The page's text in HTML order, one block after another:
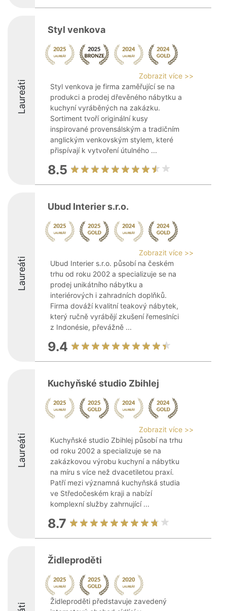
Laureáti
Styl venkova
Zobrazit více >>
Styl venkova je firma zaměřující se na
produkci a prodej dřevěného nábytku a
kuchyní vyráběných na zakázku.
Sortiment tvoří originální kusy
inspirované provensálským a tradičním
anglickým venkovským stylem, které
přispívají k vytvoření útulného ...
8.5
Laureáti
Ubud Interier s.r.o.
Zobrazit více >>
Ubud Interier s.r.o. působí na českém
trhu od roku 2002 a specializuje se na
prodej unikátního nábytku a
interiérových i zahradních doplňků.
Firma dováží kvalitní teakový nábytek,
který ručně vyrábějí zkušení řemeslníci
z Indonésie, převážně ...
9.4
Laureáti
Kuchyňské studio Zbihlej
Zobrazit více >>
Kuchyňské studio Zbihlej působí na trhu
od roku 2002 a specializuje se na
zakázkovou výrobu kuchyní a nábytku
na míru s více než dvacetiletou praxí.
Patří mezi významná kuchyňská studia
ve Středočeském kraji a nabízí
komplexní služby zahrnující ...
8.7
Židleproděti
Židleproděti představuje zavedený